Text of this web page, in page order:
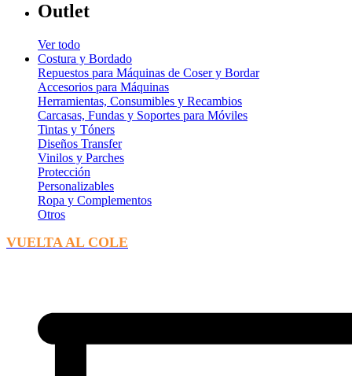
Outlet
Ver todo
Costura y Bordado
Repuestos para Máquinas de Coser y Bordar
Accesorios para Máquinas
Herramientas, Consumibles y Recambios
Carcasas, Fundas y Soportes para Móviles
Tintas y Tóners
Diseños Transfer
Vinilos y Parches
Protección
Personalizables
Ropa y Complementos
Otros
VUELTA AL COLE